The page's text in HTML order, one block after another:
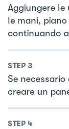
Aggiungere le
le mani,
continuando
STEP 3
Se
creare un
STEP 4